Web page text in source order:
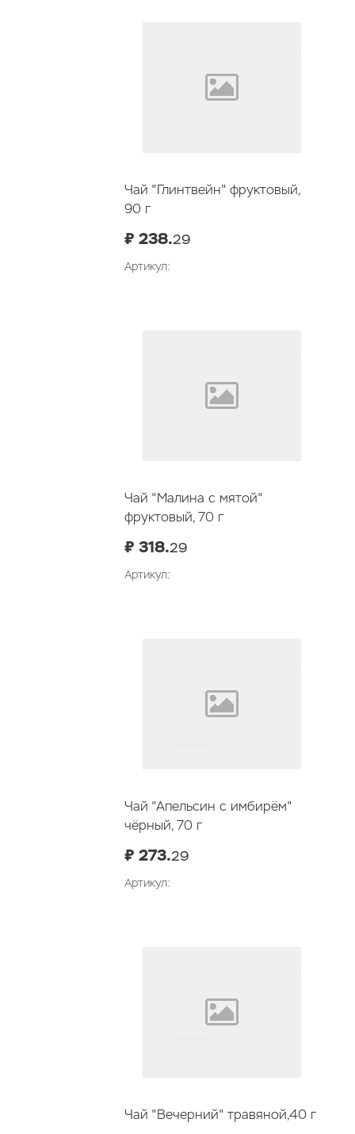
Чай "Глинтвейн" фруктовый,
90 г
₽ 238.29
Артикул:
Чай "Малина с мятой"
фруктовый, 70 г
₽ 318.29
Артикул:
Чай "Апельсин с имбирём"
чёрный, 70 г
₽ 273.29
Артикул:
Чай "Вечерний" травяной,40 г